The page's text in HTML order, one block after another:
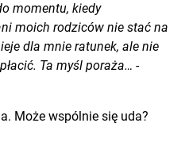
momentu, kiedy
moich rodziców nie stać na
dla mnie ratunek, ale nie
Ta myśl poraża… -
Może wspólnie się uda?